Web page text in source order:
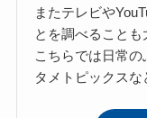
またテレビや
とを調べることも
こちらでは日常
タメトピックスな